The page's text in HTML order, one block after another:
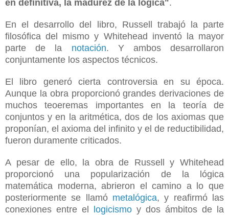
en definitiva, la madurez de la lógica".
En el desarrollo del libro, Russell trabajó la parte
filosófica del mismo y Whitehead inventó la mayor
parte de la notación. Y ambos desarrollaron
conjuntamente los aspectos técnicos.
El libro generó cierta controversia en su época.
Aunque la obra proporcionó grandes derivaciones de
muchos teoeremas importantes en la teoría de
conjuntos y en la aritmética, dos de los axiomas que
proponían, el axioma del infinito y el de reductibilidad,
fueron duramente criticados.
A pesar de ello, la obra de Russell y Whitehead
proporcionó una popularización de la lógica
matemática moderna, abrieron el camino a lo que
posteriormente se llamó metalógica, y reafirmó las
conexiones entre el logicismo y dos ámbitos de la